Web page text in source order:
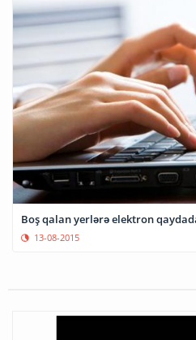
Boş qalan yerlərə elektron
13-08-2015